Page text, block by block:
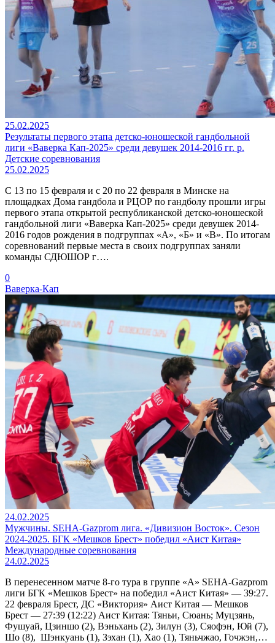
25.02.2025
Результаты первого этапа детско-юношеской гандбольной
лиги «Ваверка Кап-2025» среди девушек 2014-2016 гг. р.
Детские соревнования
25.02.2025
С 13 по 15 февраля и с 20 по 22 февраля в Минске на
площадках Дома гандбола и РЦОР по гандболу прошли игры
первого этапа открытой республиканской детско-юношеской
гандбольной лиги «Ваверка Кап-2025» среди девушек 2014-
2016 годов рождения в подгруппах «А», «Б» и «В». По итогам
соревнований первые места в своих подгруппах заняли
команды СДЮШОР г….
0
Ваверка-Кап
24.02.2025
Мужчины. SEHA-Gazprom лига. «Дивизион Восток». Сезон
2024-2025. БГК «Мешков Брест» победил «Аист Китая»
Международные соревнования
24.02.2025
В перенесенном матче 8-го тура в группе «А» SEHA-Gazprom
лиги БГК «Мешков Брест» на победил «Аист Китая» — 39:27.
22 февраля Брест, ДС «Виктория» Аист Китая — Мешков
Брест — 27:39 (12:22) Аист Китая: Тяньи, Сюань; Муцзянь,
Фушуай, Цзиншо (2), Вэньхань (2), Зилун (3), Сяофэн, Юй (7),
Шо (8), Шэнкуань (1), Зэхан (1), Хао (1), Тяньчжао, Гочжэн,…